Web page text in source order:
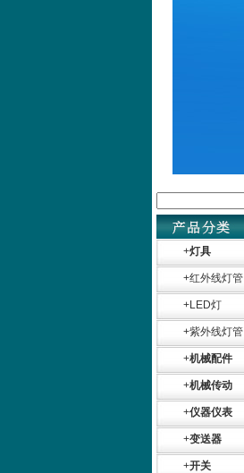
+灯具
+红外线灯管
+LED灯
+紫外线灯管
+机械配件
+机械传动
+仪器仪表
+变送器
+开关